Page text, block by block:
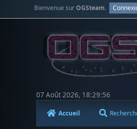
Bienvenue surOGSteam.
07 Août 2026, 18:29:56
Accueil